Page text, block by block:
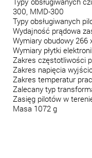
300, MMD-300
Typy obsługiwanych
Wydajność prądowa
Wymiary obudowy 266
Wymiary płytki
Zakres częstotliwości
Zakres napięcia
Zakres temperatur
Zalecany typ
Zasięg pilotów w
Masa 1072 g